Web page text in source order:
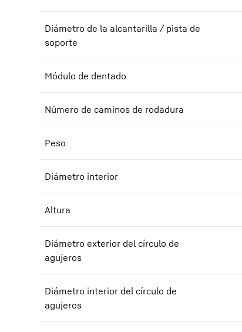
Diámetro de la alcantarilla / pista de
soporte
Módulo de dentado
Número de caminos de rodadura
Peso
Diámetro interior
Altura
Diámetro exterior del círculo de
agujeros
Diámetro interior del círculo de
agujeros